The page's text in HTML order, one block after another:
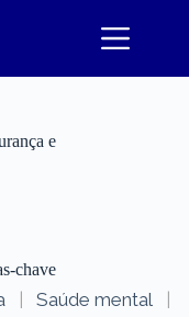
e
chave
| Saúde mental
|